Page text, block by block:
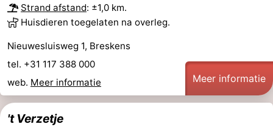
Strand afstand: ±1,0 km.
Huisdieren toegelaten na overleg.
Nieuwesluisweg 1, Breskens
tel. +31 117 388 000
web. Meer informatie Meer informatie
't Verzetje